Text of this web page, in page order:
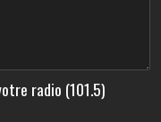
radio (101.5)